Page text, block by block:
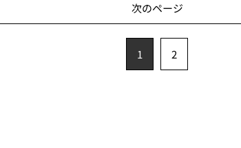
次のページ
1 2